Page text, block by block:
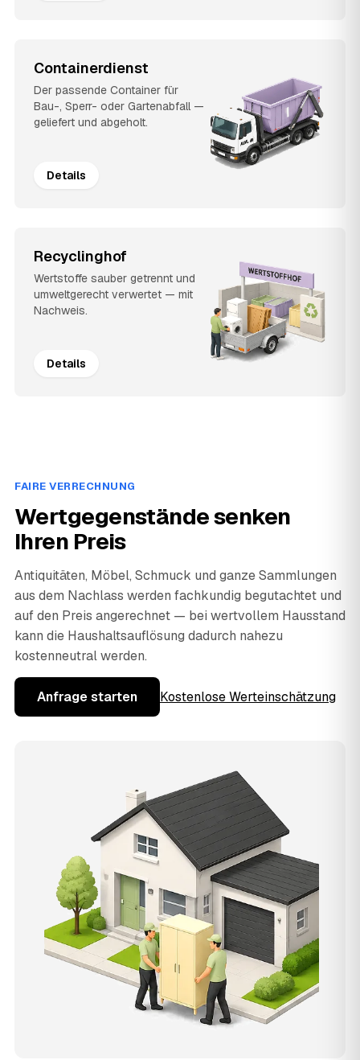
Containerdienst
Der passende Container für
Bau-, Sperr- oder Gartenabfall —
geliefert und abgeholt.
Details
Recyclinghof
Wertstoffe sauber getrennt und
umweltgerecht verwertet — mit
Nachweis.
Details
FAIRE VERRECHNUNG
Wertgegenstände senken
Ihren Preis
Antiquitäten, Möbel, Schmuck und ganze Sammlungen
aus dem Nachlass werden fachkundig begutachtet und
auf den Preis angerechnet — bei wertvollem Hausstand
kann die Haushaltsauflösung dadurch nahezu
kostenneutral werden.
Anfrage starten Kostenlose Werteinschätzung